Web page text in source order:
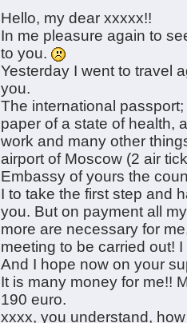
Hello, my dear xxxxx!!
In me pleasure again to
to you.
Yesterday I went to travel
you.
The international
paper of a state of health,
work and many other
airport of Moscow (2 air
Embassy of yours the
I to take the first step and
you. But on payment all
more are necessary for
meeting to be carried out!
And I hope now on your
It is many money for me!!
190 euro.
xxxx, you understand,